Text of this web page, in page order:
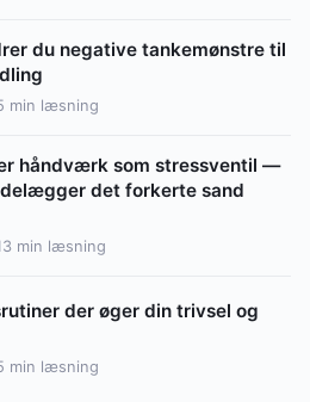
du negative tankemønstre til
min læsning
håndværk som stressventil —
det forkerte sand
min læsning
der øger din trivsel og
min læsning